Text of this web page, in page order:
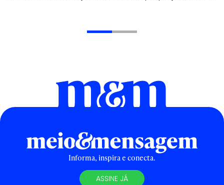
Informa, inspira e conecta.
ASSINE JÁ